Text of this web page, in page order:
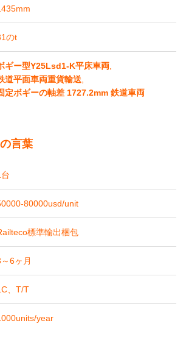
のt
ギー型Y25Lsd1-K平床車両
道平面車両重貨輸送
定ボギーの軸差 1727.2mm 鉄道車両
言葉
80000usd/unit
標準輸出梱包
6ヶ月
、T/T
year